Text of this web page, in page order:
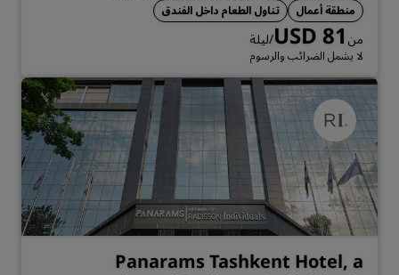
منطقة أعمال
تناول الطعام داخل الفندق
من USD 81/ليلة
لا يشمل الضرائب والرسوم
Panarams Tashkent Hotel, a